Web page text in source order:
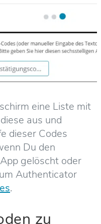
eine Liste mit
aus und
dieser Codes
Du den
gelöscht oder
Authenticator
.
zu